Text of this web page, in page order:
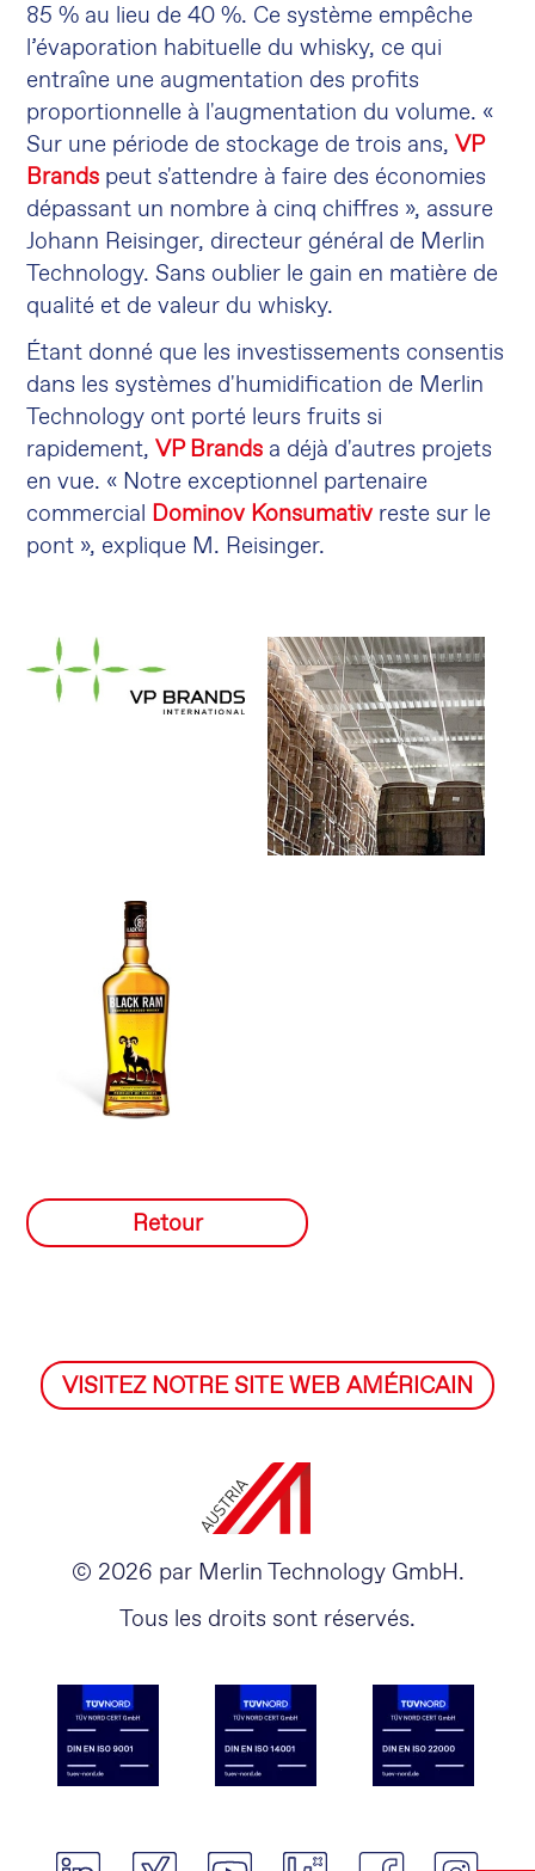
85 % au lieu de 40 %. Ce système empêche
l’évaporation habituelle du whisky, ce qui
entraîne une augmentation des profits
proportionnelle à l'augmentation du volume. «
Sur une période de stockage de trois ans,VP
Brands peut s'attendre à faire des économies
dépassant un nombre à cinq chiffres », assure
Johann Reisinger, directeur général de Merlin
Technology. Sans oublier le gain en matière de
qualité et de valeur du whisky.
Étant donné que les investissements consentis
dans les systèmes d'humidification de Merlin
Technology ont porté leurs fruits si
rapidement,VP Brands a déjà d'autres projets
en vue. « Notre exceptionnel partenaire
commercial Dominov Konsumativ reste sur le
pont », explique M. Reisinger.
Retour
VISITEZ NOTRE SITE WEB AMÉRICAIN
© 2026 par Merlin Technology GmbH.
Tous les droits sont réservés.